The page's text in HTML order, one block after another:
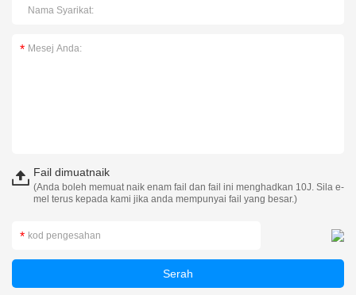
Fail dimuatnaik
(Anda boleh memuat naik enam fail dan fail ini menghadkan 10J. Sila e-
mel terus kepada kami jika anda mempunyai fail yang besar.)